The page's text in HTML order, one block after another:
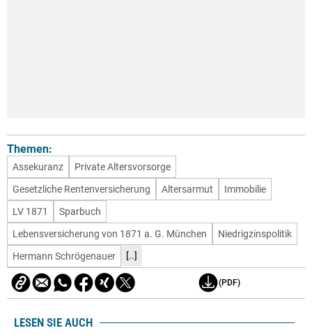
Themen:
Assekuranz
Private Altersvorsorge
Gesetzliche Rentenversicherung
Altersarmut
Immobilie
LV 1871
Sparbuch
Lebensversicherung von 1871 a. G. München
Niedrigzinspolitik
Hermann Schrögenauer
[..]
(PDF)
LESEN SIE AUCH